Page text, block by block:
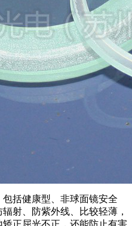
括健康型、非球面镜安全
射、防紫外线、比较轻薄，